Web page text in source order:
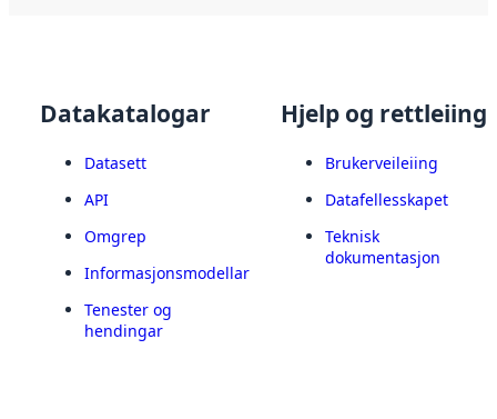
Datakatalogar
Datasett
API
Omgrep
Informasjonsmodellar
Tenester og
hendingar
Hjelp og rettleiing
Brukerveileiing
Datafellesskapet
Teknisk
dokumentasjon